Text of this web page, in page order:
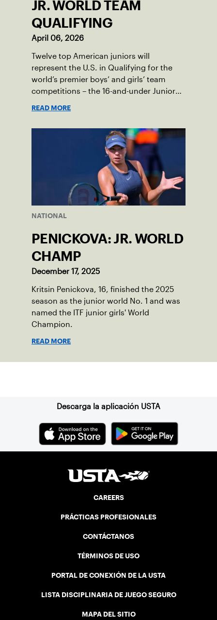
JR. WORLD TEAM
QUALIFYING
April 06, 2026
Twelve top American juniors will
represent the U.S. in Qualifying for the
world’s premier boys’ and girls’ team
competitions – the 16-and-under Junior
READ MORE
NATIONAL
PENICKOVA: JR. WORLD
CHAMP
December 17, 2025
Kritsin Penickova, 16, finished the 2025
season as the junior world No. 1 and was
named the ITF junior girls' World
Champion.
READ MORE
Descarga la aplicación USTA
CAREERS
PRÁCTICAS PROFESIONALES
CONTÁCTANOS
TÉRMINOS DE USO
PORTAL DE CONEXIÓN DE LA USTA
LISTA DISCIPLINARIA DE JUEGO SEGURO
MAPA DEL SITIO